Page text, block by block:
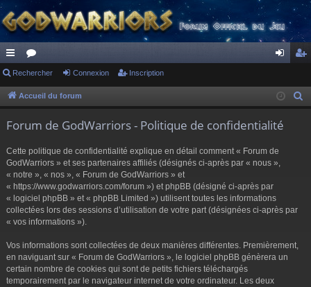
ac
co
s
or
u ne cri
Rechercher Connexion Inscription
Accueil du forum
Forum de GodWarriors - Politique de confidentialité
Cette politique de confidentialité explique en détail comment « Forum de
GodWarriors » et ses partenaires affiliés (désignés ci-après par « nous »,
« notre », « nos », « Forum de GodWarriors » et
« https://www.godwarriors.com/forum ») et phpBB (désigné ci-après par
« logiciel phpBB » et « phpBB Limited ») utilisent toutes les informations
collectées lors des sessions d’utilisation de votre part (désignées ci-après par
« vos informations »).
Vos informations sont collectées de deux manières différentes. Premièrement,
en naviguant sur « Forum de GodWarriors », le logiciel phpBB génèrera un
certain nombre de cookies qui sont de petits fichiers téléchargés
temporairement par le navigateur internet de votre ordinateur. Les deux